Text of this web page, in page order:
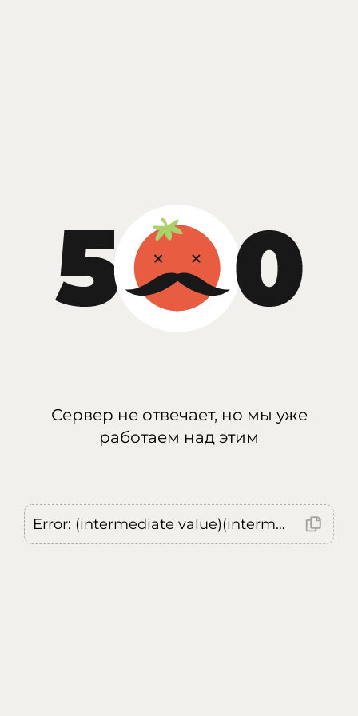
Сервер не отвечает, но мы уже
работаем над этим
Error: (intermediate value)(intermediate value)(intermediate value).replaceAll is not a function